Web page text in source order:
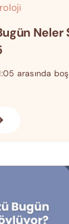
Neler
arasında